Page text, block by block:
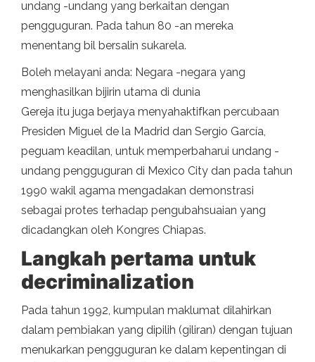
undang -undang yang berkaitan dengan
pengguguran. Pada tahun 80 -an mereka
menentang bil bersalin sukarela.
Boleh melayani anda: Negara -negara yang
menghasilkan bijirin utama di dunia
Gereja itu juga berjaya menyahaktifkan percubaan
Presiden Miguel de la Madrid dan Sergio García,
peguam keadilan, untuk memperbaharui undang -
undang pengguguran di Mexico City dan pada tahun
1990 wakil agama mengadakan demonstrasi
sebagai protes terhadap pengubahsuaian yang
dicadangkan oleh Kongres Chiapas.
Langkah pertama untuk
decriminalization
Pada tahun 1992, kumpulan maklumat dilahirkan
dalam pembiakan yang dipilih (giliran) dengan tujuan
menukarkan pengguguran ke dalam kepentingan di